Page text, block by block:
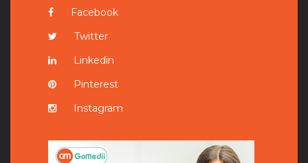
Facebook
Twitter
Linkedin
Pinterest
Instagram